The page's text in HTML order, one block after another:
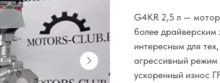
G4KR 2,5 л —
более драйверским
интересным для
агрессивный режим
ускоренный износ